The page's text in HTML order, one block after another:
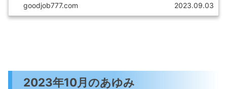
が、原則2ヶ月以上入院できないそうです。その
goodjob777.com 2023.09.03
2023年10月のあゆみ